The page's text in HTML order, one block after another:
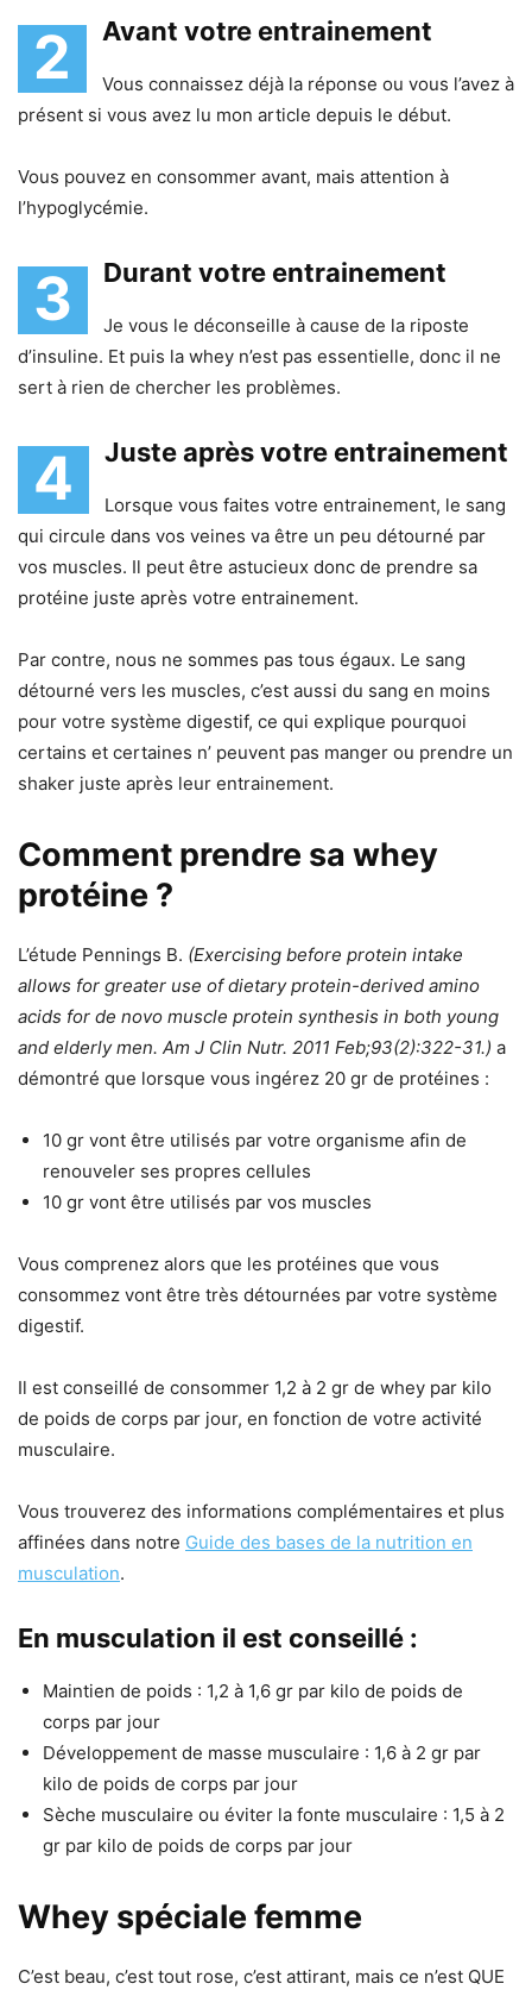
2 Avant votre entrainement
Vous connaissez déjà la réponse ou vous l’avez à
présent si vous avez lu mon article depuis le début.
Vous pouvez en consommer avant, mais attention à
l’hypoglycémie.
3 Durant votre entrainement
Je vous le déconseille à cause de la riposte
d’insuline. Et puis la whey n’est pas essentielle, donc il ne
sert à rien de chercher les problèmes.
4 Juste après votre entrainement
Lorsque vous faites votre entrainement, le sang
qui circule dans vos veines va être un peu détourné par
vos muscles. Il peut être astucieux donc de prendre sa
protéine juste après votre entrainement.
Par contre, nous ne sommes pas tous égaux. Le sang
détourné vers les muscles, c’est aussi du sang en moins
pour votre système digestif, ce qui explique pourquoi
certains et certaines n’ peuvent pas manger ou prendre un
shaker juste après leur entrainement.
Comment prendre sa whey
protéine ?
L’étude Pennings B. (Exercising before protein intake
allows for greater use of dietary protein-derived amino
acids for de novo muscle protein synthesis in both young
and elderly men. Am J Clin Nutr. 2011 Feb;93(2):322-31.) a
démontré que lorsque vous ingérez 20 gr de protéines :
10 gr vont être utilisés par votre organisme afin de
renouveler ses propres cellules
10 gr vont être utilisés par vos muscles
Vous comprenez alors que les protéines que vous
consommez vont être très détournées par votre système
digestif.
Il est conseillé de consommer 1,2 à 2 gr de whey par kilo
de poids de corps par jour, en fonction de votre activité
musculaire.
Vous trouverez des informations complémentaires et plus
affinées dans notre Guide des bases de la nutrition en
musculation.
En musculation il est conseillé :
Maintien de poids : 1,2 à 1,6 gr par kilo de poids de
corps par jour
Développement de masse musculaire : 1,6 à 2 gr par
kilo de poids de corps par jour
Sèche musculaire ou éviter la fonte musculaire : 1,5 à 2
gr par kilo de poids de corps par jour
Whey spéciale femme
C’est beau, c’est tout rose, c’est attirant, mais ce n’est QUE